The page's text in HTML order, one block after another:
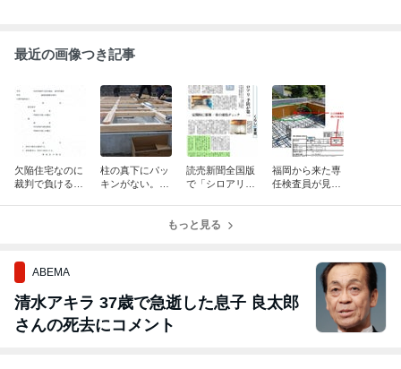
最近の画像つき記事
欠陥住宅なのに
裁判で負ける。
柱の真下にパッ
キンがない。
読売新聞全国版
で「シロアリ予
福岡から来た専
任検査員が見逃
もっと見る
ABEMA
清水アキラ 37歳で急逝した息子 良太郎
さんの死去にコメント